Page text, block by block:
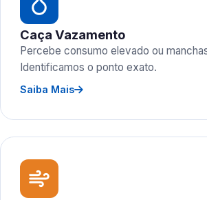
Caça Vazamento
Percebe consumo elevado ou
Identificamos o ponto exato.
Saiba Mais